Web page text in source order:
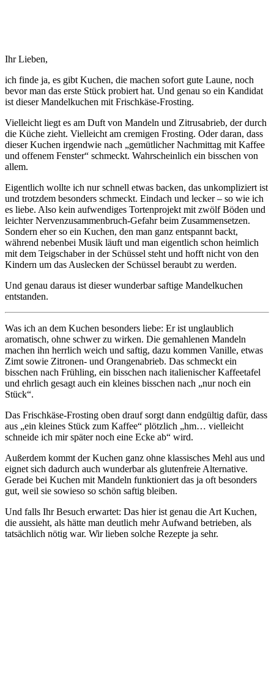
Ihr Lieben,
ich finde ja, es gibt Kuchen, die machen sofort gute Laune, noch
bevor man das erste Stück probiert hat. Und genau so ein Kandidat
ist dieser Mandelkuchen mit Frischkäse-Frosting.
Vielleicht liegt es am Duft von Mandeln und Zitrusabrieb, der durch
die Küche zieht. Vielleicht am cremigen Frosting. Oder daran, dass
dieser Kuchen irgendwie nach „gemütlicher Nachmittag mit Kaffee
und offenem Fenster“ schmeckt. Wahrscheinlich ein bisschen von
allem.
Eigentlich wollte ich nur schnell etwas backen, das unkompliziert ist
und trotzdem besonders schmeckt. Eindach und lecker – so wie ich
es liebe. Also kein aufwendiges Tortenprojekt mit zwölf Böden und
leichter Nervenzusammenbruch-Gefahr beim Zusammensetzen.
Sondern eher so ein Kuchen, den man ganz entspannt backt,
während nebenbei Musik läuft und man eigentlich schon heimlich
mit dem Teigschaber in der Schüssel steht und hofft nicht von den
Kindern um das Auslecken der Schüssel beraubt zu werden.
Und genau daraus ist dieser wunderbar saftige Mandelkuchen
entstanden.
Was ich an dem Kuchen besonders liebe: Er ist unglaublich
aromatisch, ohne schwer zu wirken. Die gemahlenen Mandeln
machen ihn herrlich weich und saftig, dazu kommen Vanille, etwas
Zimt sowie Zitronen- und Orangenabrieb. Das schmeckt ein
bisschen nach Frühling, ein bisschen nach italienischer Kaffeetafel
und ehrlich gesagt auch ein kleines bisschen nach „nur noch ein
Stück“.
Das Frischkäse-Frosting oben drauf sorgt dann endgültig dafür, dass
aus „ein kleines Stück zum Kaffee“ plötzlich „hm… vielleicht
schneide ich mir später noch eine Ecke ab“ wird.
Außerdem kommt der Kuchen ganz ohne klassisches Mehl aus und
eignet sich dadurch auch wunderbar als glutenfreie Alternative.
Gerade bei Kuchen mit Mandeln funktioniert das ja oft besonders
gut, weil sie sowieso so schön saftig bleiben.
Und falls Ihr Besuch erwartet: Das hier ist genau die Art Kuchen,
die aussieht, als hätte man deutlich mehr Aufwand betrieben, als
tatsächlich nötig war. Wir lieben solche Rezepte ja sehr.